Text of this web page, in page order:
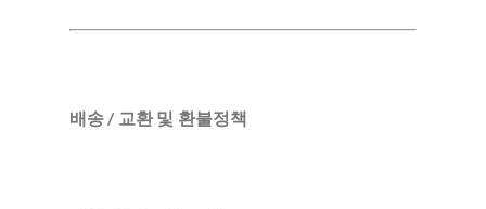
배송 / 교환 및 환불정책